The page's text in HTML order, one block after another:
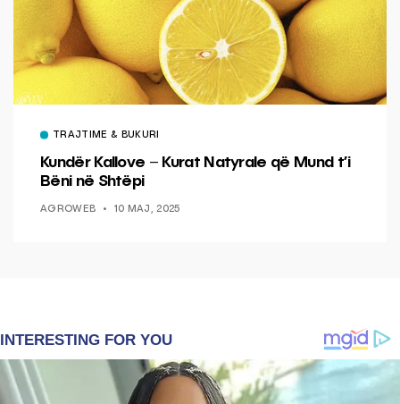
TRAJTIME & BUKURI
Kundër Kallove – Kurat Natyrale që Mund t’i
Bëni në Shtëpi
AGROWEB 10 MAJ, 2025